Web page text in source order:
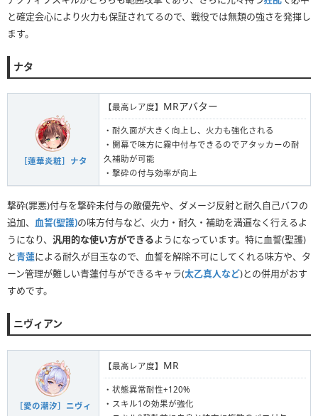
と確定会心により火力も保証されてるので、戦役では無類の強さを発揮し
ます。
ナタ
［蓮華炎粧］ナタ
【最高レア度】 MRアバター
・耐久面が大きく向上し、火力も強化される
・開幕で味方に霧中付与できるのでアタッカーの耐
久補助が可能
・撃砕の付与効率が向上
撃砕(罪悪)付与を撃砕未付与の敵優先や、ダメージ反射と耐久自己バフの
追加、 血誓(聖護)の味方付与など、火力・耐久・補助を満遍なく行えるよ
うになり、 汎用的な使い方ができるようになっています。特に血誓(聖護)
と青蓮による耐久が目玉なので、血誓を解除不可にしてくれる味方や、タ
ーン管理が難しい青蓮付与ができるキャラ(太乙真人など)との併用がおす
すめです。
ニヴィアン
［愛の潮汐］ニヴィ
【最高レア度】 MR
・状態異常耐性+120%
・スキル1の効果が強化